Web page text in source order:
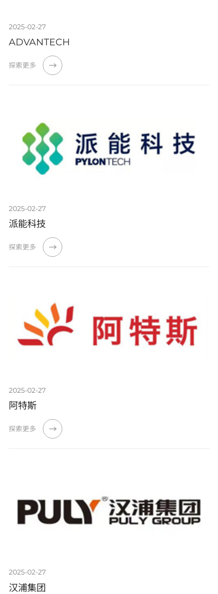
2025-02-27
ADVANTECH
探索更多
2025-02-27
派能科技
探索更多
2025-02-27
阿特斯
探索更多
2025-02-27
汉浦集团